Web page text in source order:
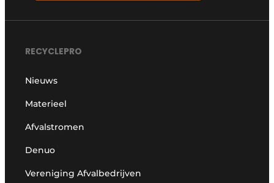
RECYCLEPRO
Nieuws
Materieel
Afvalstromen
Denuo
Vereniging Afvalbedrijven